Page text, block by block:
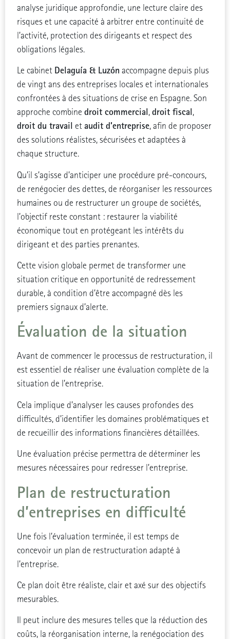
analyse juridique approfondie, une lecture claire des
risques et une capacité à arbitrer entre continuité de
l’activité, protection des dirigeants et respect des
obligations légales.
Le cabinet Delaguía & Luzón accompagne depuis plus
de vingt ans des entreprises locales et internationales
confrontées à des situations de crise en Espagne. Son
approche combine droit commercial,droit fiscal,
droit du travail etaudit d’entreprise, afin de proposer
des solutions réalistes, sécurisées et adaptées à
chaque structure.
Qu’il s’agisse d’anticiper une procédure pré-concours,
de renégocier des dettes, de réorganiser les ressources
humaines ou de restructurer un groupe de sociétés,
l’objectif reste constant : restaurer la viabilité
économique tout en protégeant les intérêts du
dirigeant et des parties prenantes.
Cette vision globale permet de transformer une
situation critique en opportunité de redressement
durable, à condition d’être accompagné dès les
premiers signaux d’alerte.
Évaluation de la situation
Avant de commencer le processus de restructuration, il
est essentiel de réaliser une évaluation complète de la
situation de l’entreprise.
Cela implique d’analyser les causes profondes des
difficultés, d’identifier les domaines problématiques et
de recueillir des informations financières détaillées.
Une évaluation précise permettra de déterminer les
mesures nécessaires pour redresser l’entreprise.
Plan de restructuration
d’entreprises en difficulté
Une fois l’évaluation terminée, il est temps de
concevoir un plan de restructuration adapté à
l’entreprise.
Ce plan doit être réaliste, clair et axé sur des objectifs
mesurables.
Il peut inclure des mesures telles que la réduction des
coûts, la réorganisation interne, la renégociation des